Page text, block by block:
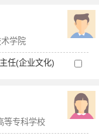
学院
任(企业文化)
等专科学校